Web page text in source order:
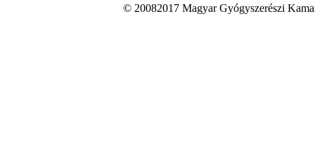
© 20082017 Magyar Gyógyszerészi